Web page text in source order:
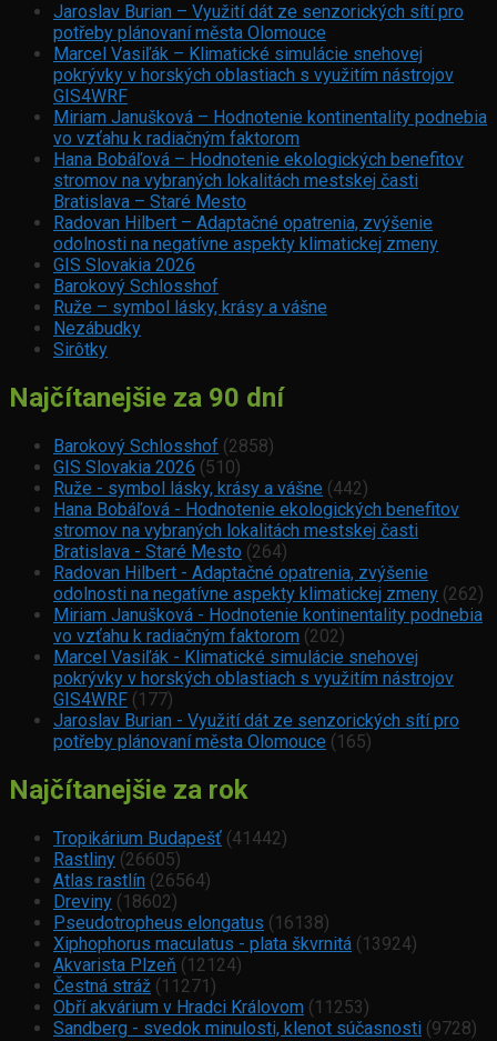
Jaroslav Burian – Využití dát ze senzorických sítí pro
potřeby plánovaní města Olomouce
Marcel Vasiľák – Klimatické simulácie snehovej
pokrývky v horských oblastiach s využitím nástrojov
GIS4WRF
Miriam Janušková – Hodnotenie kontinentality podnebia
vo vzťahu k radiačným faktorom
Hana Bobáľová – Hodnotenie ekologických benefitov
stromov na vybraných lokalitách mestskej časti
Bratislava – Staré Mesto
Radovan Hilbert – Adaptačné opatrenia, zvýšenie
odolnosti na negatívne aspekty klimatickej zmeny
GIS Slovakia 2026
Barokový Schlosshof
Ruže – symbol lásky, krásy a vášne
Nezábudky
Sirôtky
Najčítanejšie za 90 dní
Barokový Schlosshof (2858)
GIS Slovakia 2026 (510)
Ruže - symbol lásky, krásy a vášne (442)
Hana Bobáľová - Hodnotenie ekologických benefitov
stromov na vybraných lokalitách mestskej časti
Bratislava - Staré Mesto (264)
Radovan Hilbert - Adaptačné opatrenia, zvýšenie
odolnosti na negatívne aspekty klimatickej zmeny (262)
Miriam Janušková - Hodnotenie kontinentality podnebia
vo vzťahu k radiačným faktorom (202)
Marcel Vasiľák - Klimatické simulácie snehovej
pokrývky v horských oblastiach s využitím nástrojov
GIS4WRF (177)
Jaroslav Burian - Využití dát ze senzorických sítí pro
potřeby plánovaní města Olomouce (165)
Najčítanejšie za rok
Tropikárium Budapešť (41442)
Rastliny (26605)
Atlas rastlín (26564)
Dreviny (18602)
Pseudotropheus elongatus (16138)
Xiphophorus maculatus - plata škvrnitá (13924)
Akvarista Plzeň (12124)
Čestná stráž (11271)
Obří akvárium v Hradci Královom (11253)
Sandberg - svedok minulosti, klenot súčasnosti (9728)